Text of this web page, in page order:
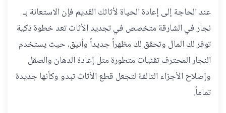
عند الحاجة إلى إعادة الحياة لأثاثك القديم فإن الاستعانة بـ
نجار في الشارقة متخصص في تجديد الأثاث تعد خطوة ذكية
توفر لك المال وتحقق لك مظهراً جديداً وأنيق، حيث يستخدم
النجار المحترف تقنيات متطورة مثل إعادة الدهان والصقل
وإصلاح الأجزاء التالفة لتجعل قطع الأثاث تبدو وكأنها جديدة
تماماً.